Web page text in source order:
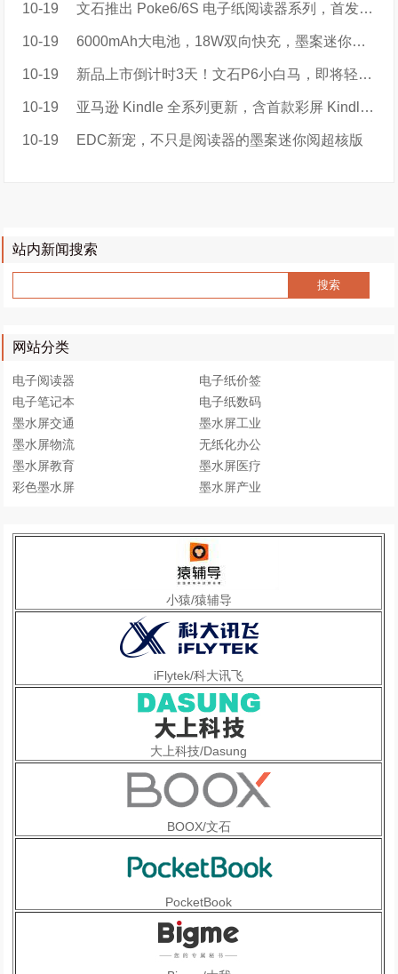
10-19 文石推出 Poke6/6S 电子纸阅读器系列，首发 899 元起
10-19 6000mAh大电池，18W双向快充，墨案迷你阅超核版开启电子书新赛道
10-19 ​新品上市倒计时3天！文石P6小白马，即将轻盈登场！
10-19 亚马逊 Kindle 全系列更新，含首款彩屏 Kindle Colorsoft
10-19 EDC新宠，不只是阅读器的墨案迷你阅超核版
站内新闻搜索
网站分类
电子阅读器
电子纸价签
电子笔记本
电子纸数码
墨水屏交通
墨水屏工业
墨水屏物流
无纸化办公
墨水屏教育
墨水屏医疗
彩色墨水屏
墨水屏产业
小猿/猿辅导
iFlytek/科大讯飞
大上科技/Dasung
BOOX/文石
PocketBook